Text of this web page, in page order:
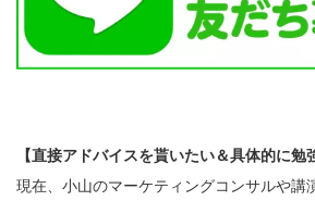
【直接アドバイスを貰いたい＆具体的に勉
現在、小山のマーケティングコンサルや講